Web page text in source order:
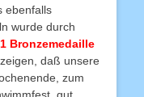
ebenfalls
wurde durch
1 Bronzemedaille
daß unsere
zum